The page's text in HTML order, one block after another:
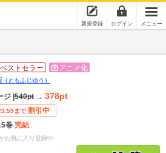
新規登録 ログイン メニュー
ベストセラー アニメ化
（ともふじゆう）
ジ 540pt → 378pt
まで 割引中
巻 完結
がお気に入り登録中